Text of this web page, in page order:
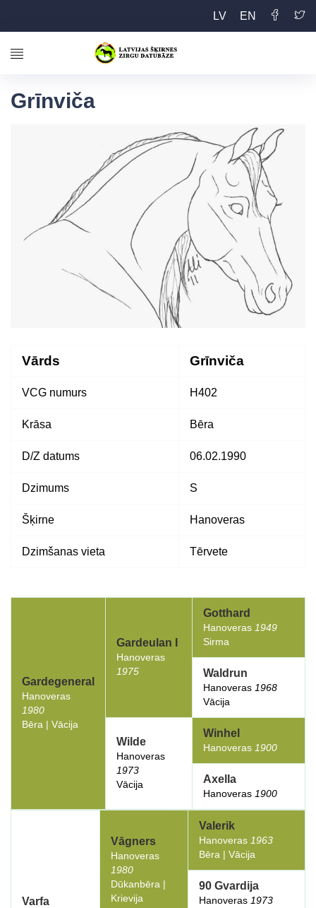
LV EN
Grīnviča
Vārds Grīnviča
VCG numurs H402
Krāsa Bēra
D/Z datums 06.02.1990
Dzimums S
Šķirne Hanoveras
Dzimšanas vieta Tērvete
Gardegeneral
Hanoveras
1980
Bēra | Vācija
Gardeulan I
Hanoveras
1975
Gotthard
Hanoveras 1949
Sirma
Waldrun
Hanoveras 1968
Vācija
Wilde
Hanoveras
1973
Vācija
Winhel
Hanoveras 1900
Axella
Hanoveras 1900
Varfa
Vāgners
Hanoveras
1980
Dūkanbēra |
Krievija
Valerik
Hanoveras 1963
Bēra | Vācija
90 Gvardija
Hanoveras 1973